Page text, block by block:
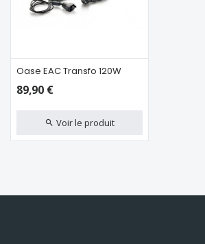
Oase EAC Transfo 120W
89,90 €
Voir le produit